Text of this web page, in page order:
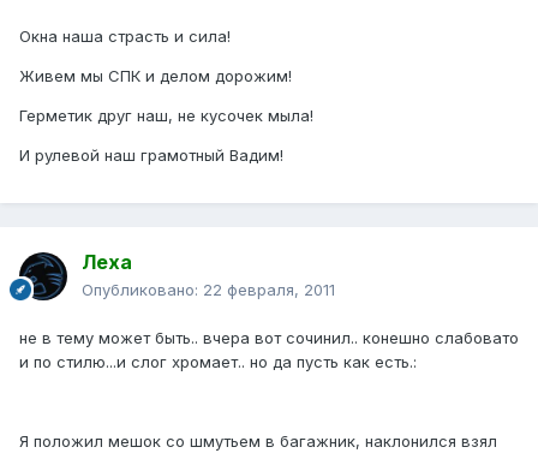
Окна наша страсть и сила!
Живем мы СПК и делом дорожим!
Герметик друг наш, не кусочек мыла!
И рулевой наш грамотный Вадим!
Леха
Опубликовано: 22 февраля, 2011
не в тему может быть.. вчера вот сочинил.. конешно слабовато
и по стилю...и слог хромает.. но да пусть как есть.:
Я положил мешок со шмутьем в багажник, наклонился взял